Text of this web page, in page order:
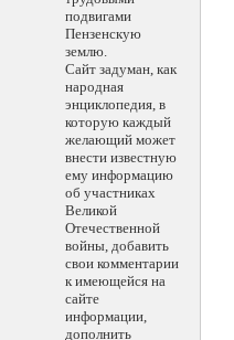
подвигами
Пензенскую
землю.
Сайт задуман, как
народная
энциклопедия, в
которую каждый
желающий может
внести известную
ему информацию
об участниках
Великой
Отечественной
войны, добавить
свои комментарии
к имеющейся на
сайте
информации,
дополнить